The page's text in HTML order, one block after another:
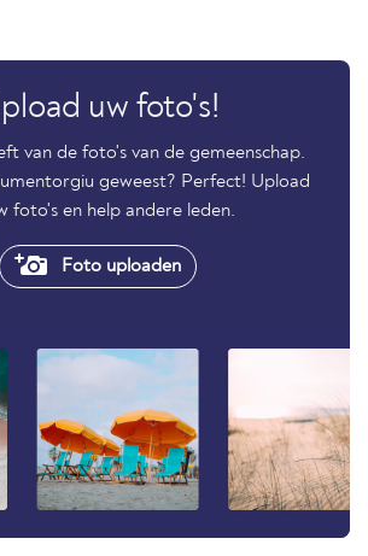
uw foto's!
van de foto's van de gemeenschap.
geweest? Perfect! Upload
foto's en help andere leden.
Foto uploaden